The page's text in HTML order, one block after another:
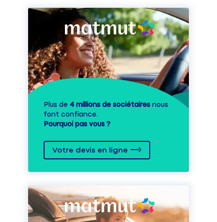
Plus de 4 millions de sociétaires nous
font confiance.
Pourquoi pas vous ?
Votre devis en ligne